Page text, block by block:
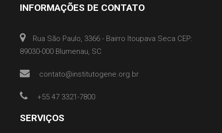
INFORMAÇÕES DE CONTATO
Rua São Paulo, 3366 - Bairro Itoupava Seca CEP:
89030-000 Blumenau, SC
contato@institutogene.org.br
+55 47 3321-7800
SERVIÇOS